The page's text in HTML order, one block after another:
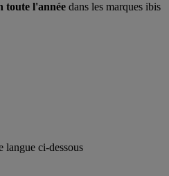
toute l'année dans les marques ibis
langue ci-dessous